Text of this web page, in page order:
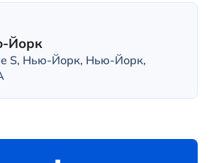
Йорк
S, Нью-Йорк, Нью-Йорк,